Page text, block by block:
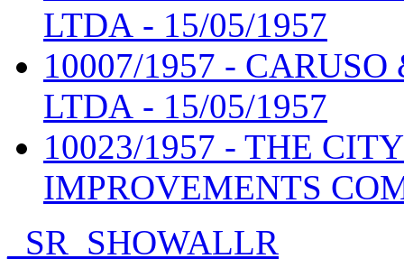
LTDA - 15/05/1957
10007/1957 -
LTDA - 15/05/1957
10023/1957 - THE
IMPROVEMENTS
_SR_SHOWALLR